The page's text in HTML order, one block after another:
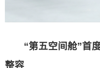
“第五空间舱”首
整容